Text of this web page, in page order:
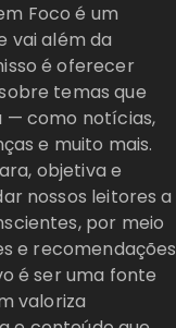
Foco é um
vai além da
é oferecer
temas que
— como notícias,
e muito mais.
objetiva e
nossos leitores a
por meio
e recomendações
é ser uma fonte
valoriza